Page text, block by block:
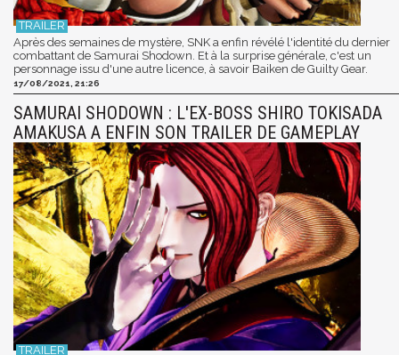
Après des semaines de mystère, SNK a enfin révélé l'identité du dernier
combattant de Samurai Shodown. Et à la surprise générale, c'est un
personnage issu d'une autre licence, à savoir Baiken de Guilty Gear.
17/08/2021, 21:26
SAMURAI SHODOWN : L'EX-BOSS SHIRO TOKISADA
AMAKUSA A ENFIN SON TRAILER DE GAMEPLAY